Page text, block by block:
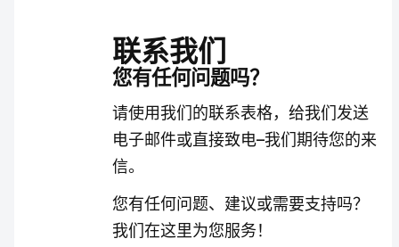
联系我们
您有任何问题吗？
请使用我们的联系表格，给我们发送
电子邮件或直接致电–我们期待您的来
信。
您有任何问题、建议或需要支持吗？
我们在这里为您服务！